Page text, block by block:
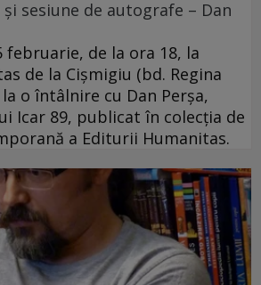
sesiune de autografe – Dan
februarie, de la ora 18, la
de la Cişmigiu (bd. Regina
o întâlnire cu Dan Perșa,
Icar 89, publicat în colecția de
a Editurii Humanitas.